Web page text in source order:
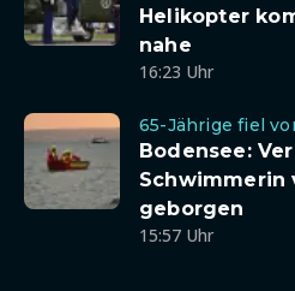
Helikopter
nahe
16:23 Uhr
65-Jährige fiel
Bodensee:
Schwimmerin
geborgen
15:57 Uhr